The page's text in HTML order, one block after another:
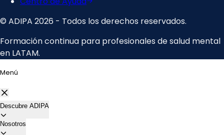
Menú
Descubre ADIPA
Nosotros